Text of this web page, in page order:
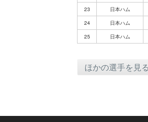
23
日本ハム
24
日本ハム
25
日本ハム